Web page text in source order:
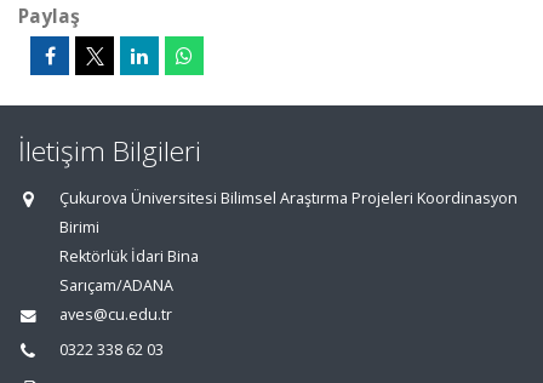
Paylaş
İletişim Bilgileri
Çukurova Üniversitesi Bilimsel Araştırma Projeleri Koordinasyon
Birimi
Rektörlük İdari Bina
Sarıçam/ADANA
aves@cu.edu.tr
0322 338 62 03